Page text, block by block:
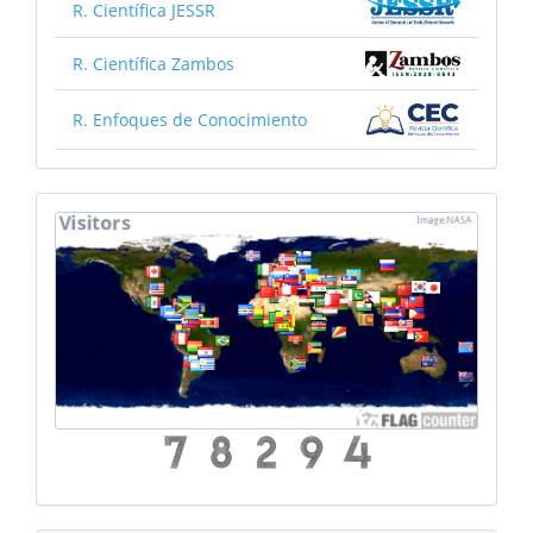
R. Científica JESSR
R. Científica Zambos
R. Enfoques de Conocimiento
mapa